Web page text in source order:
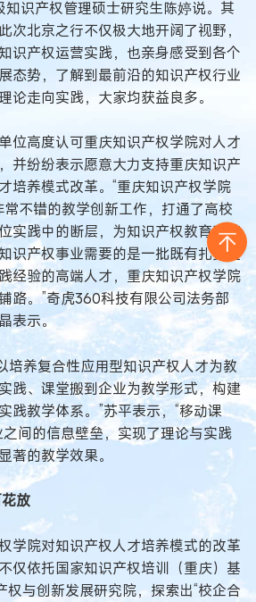
知识产权管理硕士研究生陈婷说。其
次北京之行不仅极大地开阔了视野，
识产权运营实践，也亲身感受到各个
态势，了解到最前沿的知识产权行业
论走向实践，大家均获益良多。
位高度认可重庆知识产权学院对人才
并纷纷表示愿意大力支持重庆知识产
培养模式改革。“重庆知识产权学院
常不错的教学创新工作，打通了高校
实践中的断层，为知识产权教育开辟
识产权事业需要的是一批既有扎实理
经验的高端人才，重庆知识产权学院
路。”奇虎360科技有限公司法务部
表示。
培养复合性应用型知识产权人才为教
践、课堂搬到企业为教学形式，构建
践教学体系。”苏平表示，“移动课
间的信息壁垒，实现了理论与实践
著的教学效果。
放
学院对知识产权人才培养模式的改革
仅依托国家知识产权培训（重庆）基
权与创新发展研究院，探索出“校企合